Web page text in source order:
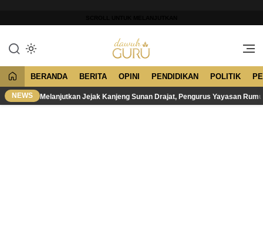
konten
Dawuh Guru
Merawat Tradisi, Membangun
BERANDA BERITA OPINI PENDIDIKAN POLITIK
NEWS Melanjutkan Jejak Kanjeng Sunan Drajat, Pengurus Yayasan